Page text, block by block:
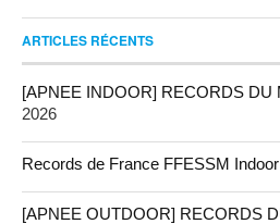
ARTICLES RÉCENTS
[APNEE INDOOR] RECORDS DU
2026
Records de France FFESSM
[APNEE OUTDOOR] RECORDS